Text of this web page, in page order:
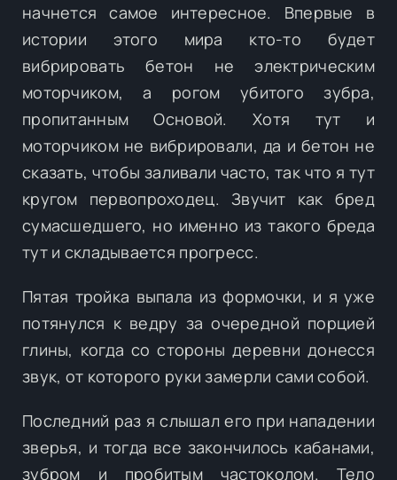
начнется самое интересное. Впервые в
истории этого мира кто-то будет
вибрировать бетон не электрическим
моторчиком, а рогом убитого зубра,
пропитанным Основой. Хотя тут и
моторчиком не вибрировали, да и бетон не
сказать, чтобы заливали часто, так что я тут
кругом первопроходец. Звучит как бред
сумасшедшего, но именно из такого бреда
тут и складывается прогресс.
Пятая тройка выпала из формочки, и я уже
потянулся к ведру за очередной порцией
глины, когда со стороны деревни донесся
звук, от которого руки замерли сами собой.
Последний раз я слышал его при нападении
зверья, и тогда все закончилось кабанами,
зубром и пробитым частоколом. Тело